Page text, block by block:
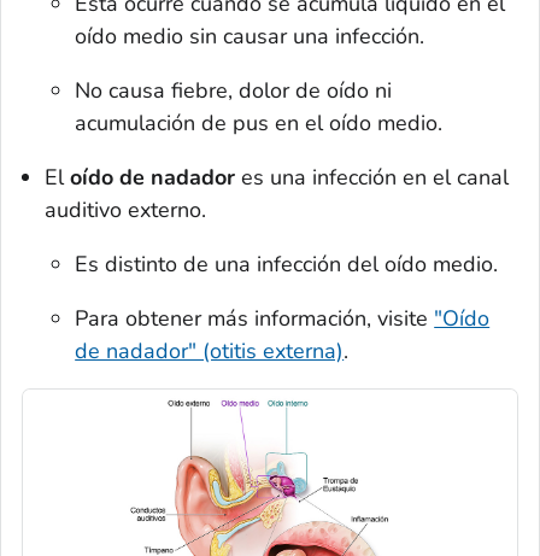
oído medio sin causar una infección.
No causa fiebre, dolor de oído ni
acumulación de pus en el oído medio.
Eloído de nadador es una infección en el canal
auditivo externo.
Es distinto de una infección del oído medio.
Para obtener más información, visite "Oído
de nadador" (otitis externa).